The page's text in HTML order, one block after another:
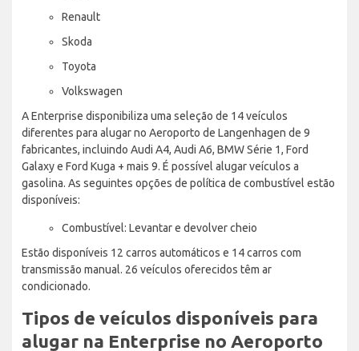
Renault
Skoda
Toyota
Volkswagen
A Enterprise disponibiliza uma seleção de 14 veículos
diferentes para alugar no Aeroporto de Langenhagen de 9
fabricantes, incluindo Audi A4, Audi A6, BMW Série 1, Ford
Galaxy e Ford Kuga + mais 9. É possível alugar veículos a
gasolina. As seguintes opções de política de combustível estão
disponíveis:
Combustível: Levantar e devolver cheio
Estão disponíveis 12 carros automáticos e 14 carros com
transmissão manual. 26 veículos oferecidos têm ar
condicionado.
Tipos de veículos disponíveis para
alugar na Enterprise no Aeroporto